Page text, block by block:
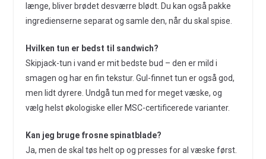
længe, bliver brødet desværre blødt. Du kan også pakke
ingredienserne separat og samle den, når du skal spise.
Hvilken tun er bedst til sandwich?
Skipjack-tun i vand er mit bedste bud – den er mild i
smagen og har en fin tekstur. Gul-finnet tun er også god,
men lidt dyrere. Undgå tun med for meget væske, og
vælg helst økologiske eller MSC-certificerede varianter.
Kan jeg bruge frosne spinatblade?
Ja, men de skal tøs helt op og presses for al væske først.